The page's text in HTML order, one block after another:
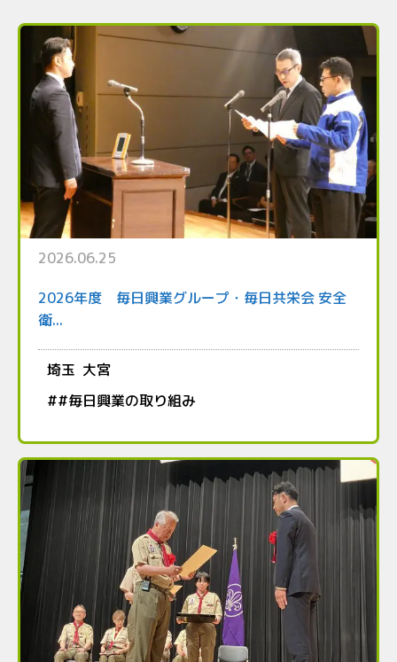
2026.06.25
2026年度 毎日興業グループ・毎日共栄会 安全
衛...
埼玉 大宮
##毎日興業の取り組み